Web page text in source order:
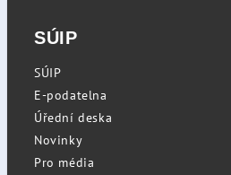
SÚIP
SÚIP
E-podatelna
Úřední deska
Novinky
Pro média